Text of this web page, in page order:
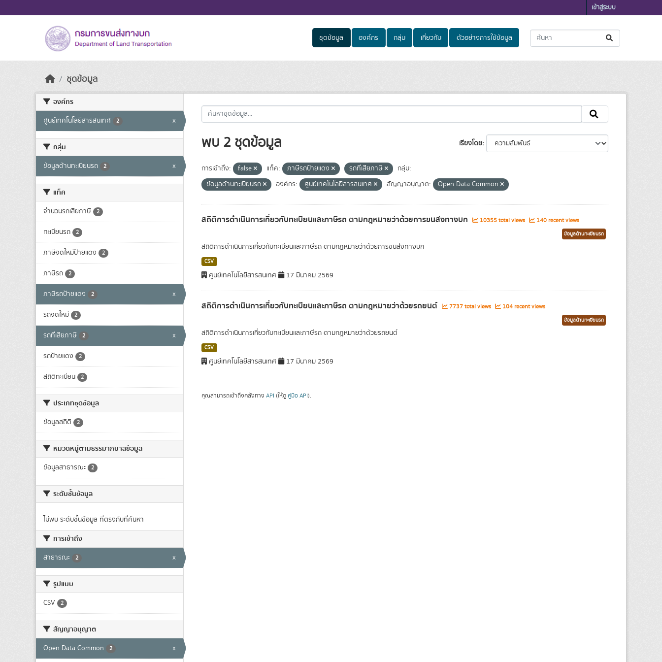
เข้าสู่ระบบ
ชุดข้อมูล องค์กร กลุ่ม เกี่ยวกับ ตัวอย่างการใช้ข้อมูล
ชุดข้อมูล
องค์กร
ศูนย์เทคโนโลยีสารสนเทศ 2 x
กลุ่ม
ข้อมูลด้านทะเบียนรถ 2 x
แท็ค
จำนวนรถเสียภาษี 2
ทะเบียนรถ 2
ภาษีจดใหม่ป้ายแดง 2
ภาษีรถ 2
ภาษีรถป้ายแดง 2 x
รถจดใหม่ 2
รถที่เสียภาษี 2 x
รถป้ายแดง 2
สถิติทะเบียน 2
ประเภทชุดข้อมูล
ข้อมูลสถิติ 2
หมวดหมู่ตามธรรมาภิบาลข้อมูล
ข้อมูลสาธารณะ 2
ระดับชั้นข้อมูล
ไม่พบ ระดับชั้นข้อมูล ที่ตรงกับที่ค้นหา
การเข้าถึง
สาธารณะ 2 x
รูปแบบ
CSV 2
สัญญาอนุญาต
Open Data Common 2 x
เรียงโดย
พบ 2 ชุดข้อมูล
การเข้าถึง: false แท็ค: ภาษีรถป้ายแดง รถที่เสียภาษี
กลุ่ม:
ข้อมูลด้านทะเบียนรถ
องค์กร: ศูนย์เทคโนโลยีสารสนเทศ สัญญาอนุญาต: Open Data Common
สถิติการดำเนินการเกี่ยวกับทะเบียนและภาษีรถ ตามกฎหมายว่าด้วยการขนส่งทางบก 10355 total views 140 recent views
ข้อมูลด้านทะเบียนรถ
สถิติการดำเนินการเกี่ยวกับทะเบียนและภาษีรถ ตามกฎหมายว่าด้วยการขนส่งทางบก
CSV
ศูนย์เทคโนโลยีสารสนเทศ 17 มีนาคม 2569
สถิติการดำเนินการเกี่ยวกับทะเบียนและภาษีรถ ตามกฎหมายว่าด้วยรถยนต์ 7737 total views 104 recent views
ข้อมูลด้านทะเบียนรถ
สถิติการดำเนินการเกี่ยวกับทะเบียนและภาษีรถ ตามกฎหมายว่าด้วยรถยนต์
CSV
ศูนย์เทคโนโลยีสารสนเทศ 17 มีนาคม 2569
คุณสามารถเข้าถึงคลังทาง API (ให้ดู คู่มือ API).